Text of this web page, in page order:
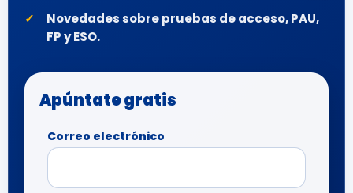
Novedades sobre pruebas de acceso, PAU,
FP y ESO.
Apúntate gratis
Correo electrónico